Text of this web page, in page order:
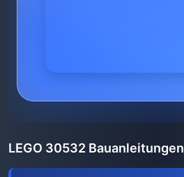
LEGO 30532 Bauanleitungen